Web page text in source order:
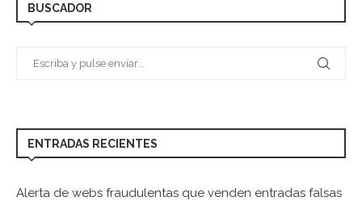
BUSCADOR
ENTRADAS RECIENTES
Alerta de webs fraudulentas que venden entradas falsas